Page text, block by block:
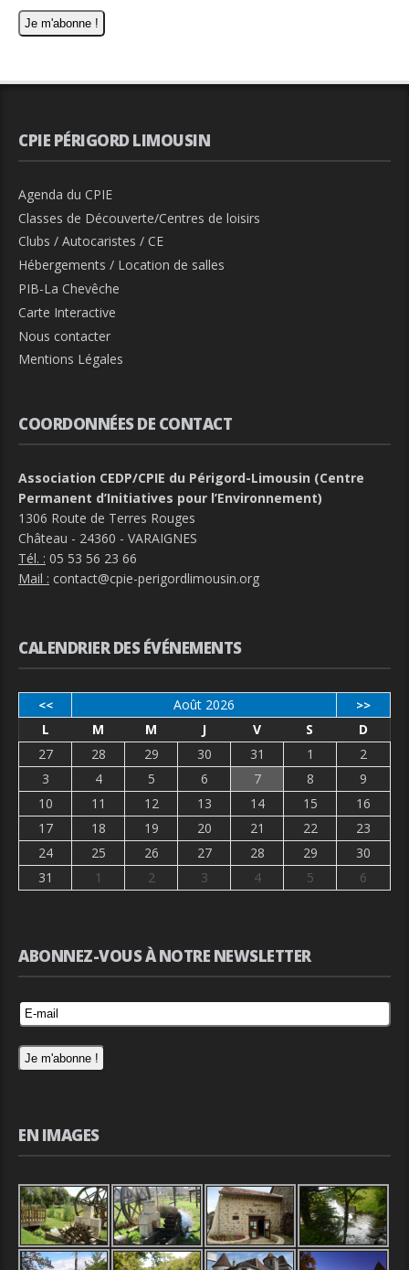
CPIE PÉRIGORD LIMOUSIN
Agenda du CPIE
Classes de Découverte/Centres de loisirs
Clubs / Autocaristes / CE
Hébergements / Location de salles
PIB-La Chevêche
Carte Interactive
Nous contacter
Mentions Légales
COORDONNÉES DE CONTACT
Association CEDP/CPIE du Périgord-Limousin (Centre
Permanent d’Initiatives pour l’Environnement)
1306 Route de Terres Rouges
Château - 24360 - VARAIGNES
Tél. : 05 53 56 23 66
Mail : contact@cpie-perigordlimousin.org
CALENDRIER DES ÉVÉNEMENTS
<< Août 2026 >>
L M M J V S
D
27
28 29 30 31 1
2
3
4 5 6 7 8
9
10
11 12 13 14 15
16
17
18 19 20 21 22
23
24
25 26 27 28 29
30
31
1 2 3 4 5 6
ABONNEZ-VOUS À NOTRE NEWSLETTER
EN IMAGES